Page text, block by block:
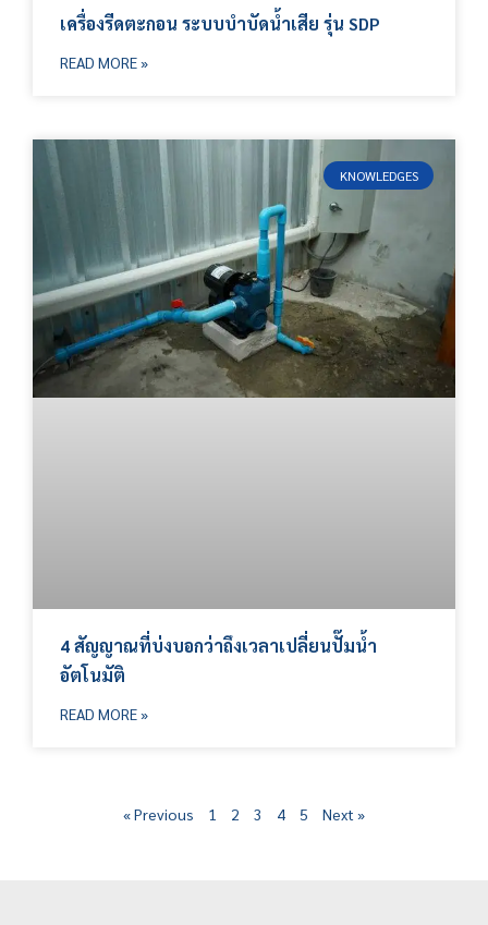
เครื่องรีดตะกอน ระบบบำบัดน้ำเสีย รุ่น SDP
READ MORE »
KNOWLEDGES
4 สัญญาณที่บ่งบอกว่าถึงเวลาเปลี่ยนปั๊มน้ำ
อัตโนมัติ
READ MORE »
« Previous 1 2 3 4 5 Next »